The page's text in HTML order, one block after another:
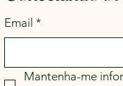
Email *
Mantenha-me